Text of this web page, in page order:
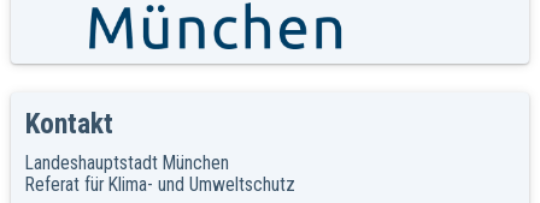
Kontakt
Landeshauptstadt München
Referat für Klima- und Umweltschutz